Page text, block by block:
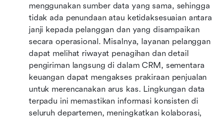
menggunakan sumber data yang sama, sehingga
tidak ada penundaan atau ketidaksesuaian antara
janji kepada pelanggan dan yang disampaikan
secara operasional. Misalnya, layanan pelanggan
dapat melihat riwayat penagihan dan detail
pengiriman langsung di dalam CRM, sementara
keuangan dapat mengakses prakiraan penjualan
untuk merencanakan arus kas. Lingkungan data
terpadu ini memastikan informasi konsisten di
seluruh departemen, meningkatkan kolaborasi,